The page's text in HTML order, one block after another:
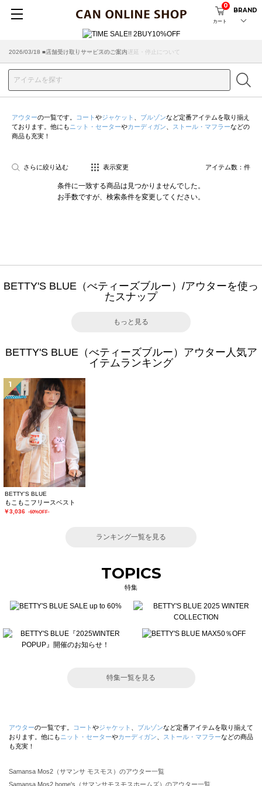
カート
0
BRAND
2026/07/29 ■【お知らせ】ヤマト運輸の配送遅延・停止について
2026/03/18 ■店舗受け取りサービスのご案内
アウターの一覧です。 コート やジャケット ブルゾンなど定番アイテムを取り揃え
ております。他にも ニット・セーターやカーディガン ストール・マフラーなどの
商品も充実！
さらに絞り込む 表示変更 アイテム数： 件
条件に一致する商品は見つかりませんでした。
お手数ですが、検索条件を変更してください。
BETTY'S BLUE（べティーズブルー）/アウターを使っ
たスナップ
もっと見る
BETTY'S BLUE（べティーズブルー）アウター人気ア
イテムランキング
1
BETTY'S BLUE
もこもこフリースベスト
￥3,036 -60%OFF-
ランキング一覧を見る
TOPICS
特集
特集一覧を見る
アウターの一覧です。 コート やジャケット ブルゾンなど定番アイテムを取り揃えて
おります。他にも ニット・セーターやカーディガン ストール・マフラーなどの商品
も充実！
Samansa Mos2（サマンサ モスモス）のアウター一覧
Samansa Mos2 home's（サマンサモスモスホームズ）のアウター一覧